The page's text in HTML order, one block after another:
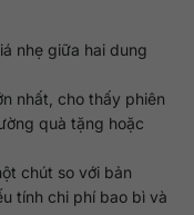
nhẹ giữa hai dung
nhất, cho thấy phiên
quà tặng hoặc
chút so với bản
tính chi phí bao bì và